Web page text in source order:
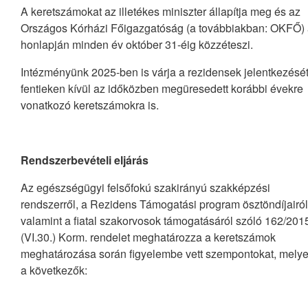
A keretszámokat az illetékes miniszter állapítja meg és az
Országos Kórházi Főigazgatóság (a továbbiakban: OKFŐ)
honlapján minden év október 31-éig közzéteszi.
Intézményünk 2025-ben is várja a rezidensek
fentieken kívül az időközben megüresedett korábbi évekre
vonatkozó keretszámokra is.
Rendszerbevételi eljárás
Az egészségügyi felsőfokú szakirányú szakképzési
rendszerről, a Rezidens Támogatási program
valamint a fiatal szakorvosok támogatásáról szóló 162/
(VI.30.) Korm. rendelet meghatározza a keretszámok
meghatározása során figyelembe vett szempontokat,
a következők: